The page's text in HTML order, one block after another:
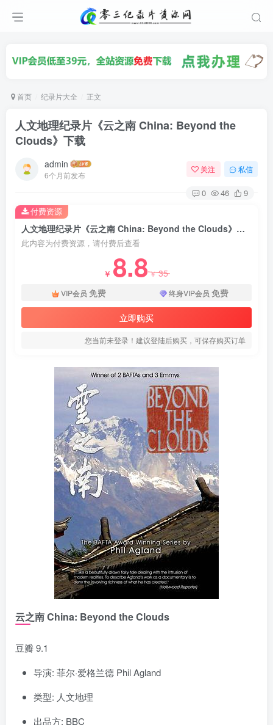
首页 纪录片大全 正文
人文地理纪录片《云之南 China: Beyond the
Clouds》下载
admin
6个月前发布
关注 私信
0 46 9
人文地理纪录片《云之南 China: Beyond the Clouds》下载
此内容为付费资源，请付费后查看
￥ 8.8￥35
VIP会员 免费 终身VIP会员 免费
立即购买
您当前未登录！建议登陆后购买，可保存购买订单
付费资源
云之南 China: Beyond the Clouds
豆瓣 9.1
导演: 菲尔·爱格兰德 Phil Agland
类型: 人文地理
出品方: BBC